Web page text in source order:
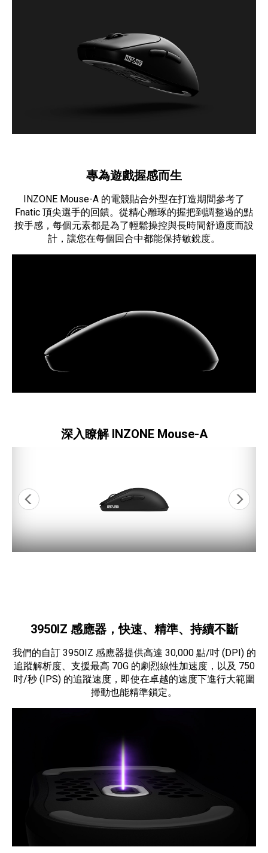
專為遊戲握感而生
INZONE Mouse-A 的電競貼合外型在打造期間參考了
Fnatic 頂尖選手的回饋。從精心雕琢的握把到調整過的點
按手感，每個元素都是為了輕鬆操控與長時間舒適度而設
計，讓您在每個回合中都能保持敏銳度。
深入瞭解 INZONE Mouse-A
3950IZ 感應器，快速、精準、持續不斷
我們的自訂 3950IZ 感應器提供高達 30,000 點/吋 (DPI) 的
追蹤解析度、支援最高 70G 的劇烈線性加速度，以及 750
吋/秒 (IPS) 的追蹤速度，即使在卓越的速度下進行大範圍
掃動也能精準鎖定。